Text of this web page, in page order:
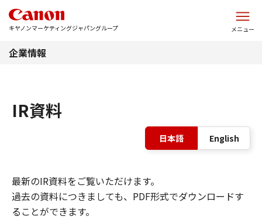
キヤノンマーケティングジャパングループ メニュー
企業情報
IR資料
日本語 English
最新のIR資料をご覧いただけます。
過去の資料につきましても、PDF形式でダウンロードす
ることができます。